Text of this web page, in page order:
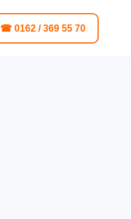
☎0162 / 369 55 70